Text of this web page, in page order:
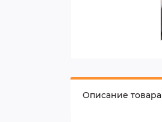
Описание товара